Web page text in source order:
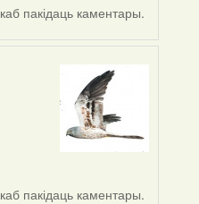
каб пакідаць каментары.
каб пакідаць каментары.